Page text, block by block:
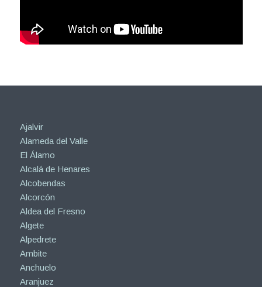
Ajalvir
Alameda del Valle
El Álamo
Alcalá de Henares
Alcobendas
Alcorcón
Aldea del Fresno
Algete
Alpedrete
Ambite
Anchuelo
Aranjuez